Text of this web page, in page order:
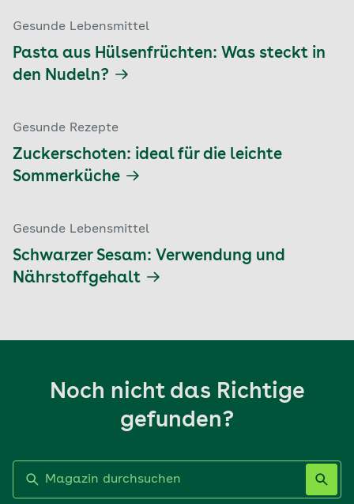
Gesunde Lebensmittel
Pasta aus Hülsenfrüchten: Was steckt in
den Nudeln?
Gesunde Rezepte
Zuckerschoten: ideal für die leichte
Sommerküche
Gesunde Lebensmittel
Schwarzer Sesam: Verwendung und
Nährstoffgehalt
Noch nicht das Richtige
gefunden?